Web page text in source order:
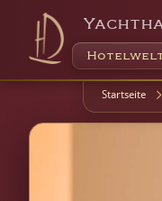
Startseite